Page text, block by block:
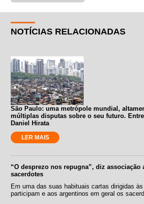
NOTÍCIAS RELACIONADAS
São Paulo: uma metrópole mundial,
múltiplas disputas sobre o seu futuro.
Daniel Hirata
LER MAIS
“O desprezo nos repugna”, diz associação
sacerdotes
Em uma das suas habituais cartas dirigidas
participam e aos argentinos em geral os